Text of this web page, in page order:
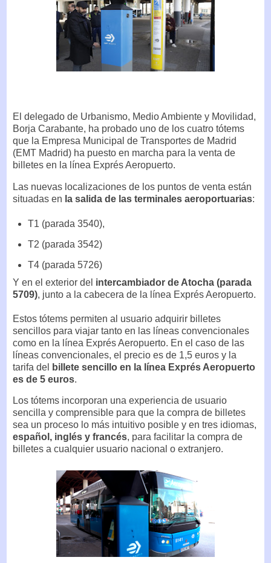
El delegado de Urbanismo, Medio Ambiente y Movilidad,
Borja Carabante, ha probado uno de los cuatro tótems
que la Empresa Municipal de Transportes de Madrid
(EMT Madrid) ha puesto en marcha para la venta de
billetes en la línea Exprés Aeropuerto.
Las nuevas localizaciones de los puntos de venta están
situadas en la salida de las terminales aeroportuarias:
T1 (parada 3540),
T2 (parada 3542)
T4 (parada 5726)
Y en el exterior del intercambiador de Atocha (parada
5709), junto a la cabecera de la línea Exprés Aeropuerto.
Estos tótems permiten al usuario adquirir billetes
sencillos para viajar tanto en las líneas convencionales
como en la línea Exprés Aeropuerto. En el caso de las
líneas convencionales, el precio es de 1,5 euros y la
tarifa del
billete sencillo en la línea Exprés Aeropuerto
es de 5 euros.
Los tótems incorporan una experiencia de usuario
sencilla y comprensible para que la compra de billetes
sea un proceso lo más intuitivo posible y en tres idiomas,
español, inglés y francés, para facilitar la compra de
billetes a cualquier usuario nacional o extranjero.